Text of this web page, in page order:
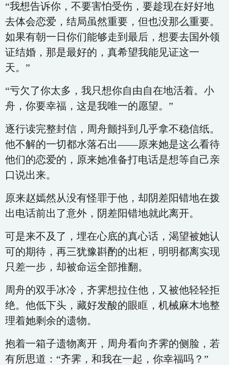
“我想告诉你，不要害怕受伤，要趁现在好好地
去体会恋爱，结局虽然重要，但也没那么重要。
如果有朝一日你们能够走到最后，想要去国外领
证结婚，那是最好的，真希望我能见证这一
天。”
“亏欠了你太多，我只想你自由自在地活着。小
舟，你要幸福，这是我唯一的愿望。”
逐行读完整封信，周舟颤抖到几乎拿不稳信纸。
他不解的一切都水落石出——原来她是这么看待
他们的恋爱的，原来她准备打电话是想等自己亲
口说出来。
原来赵嫣然从没有怪罪于他，却阴差阳错地在拨
出电话前出了意外，阴差阳错地就此离开。
可是来不及了，埋在心底的真心话，渴望被她认
可的期待，再三犹豫斟酌的出柜，明明都离实现
只差一步，却被命运全部推翻。
周舟的双手冰冷，齐霁想拉住他，又被他轻轻拒
绝。他低下头，藏好发酸的眼眶，机械麻木地整
理着她剩余的遗物。
抱着一箱子遗物离开，周舟看向齐霁的侧脸，若
有所思道：“齐霁，和我在一起，你幸福吗？”